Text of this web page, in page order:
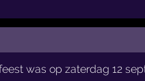
was op zaterdag 12